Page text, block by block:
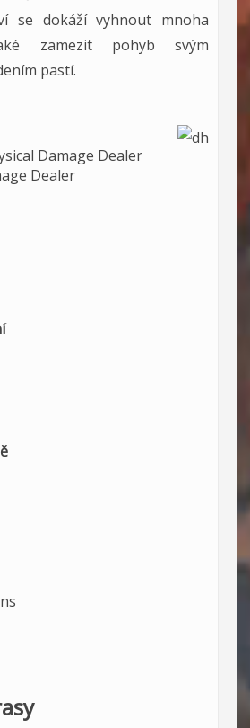
se dokáží vyhnout mnoha
zamezit pohyb svým
pastí.
Damage Dealer
Dealer